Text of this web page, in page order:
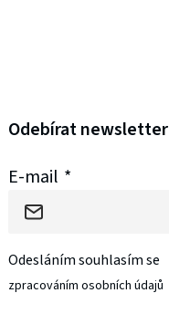
Odebírat newsletter
E-mail
Odesláním souhlasím se
zpracováním osobních údajů